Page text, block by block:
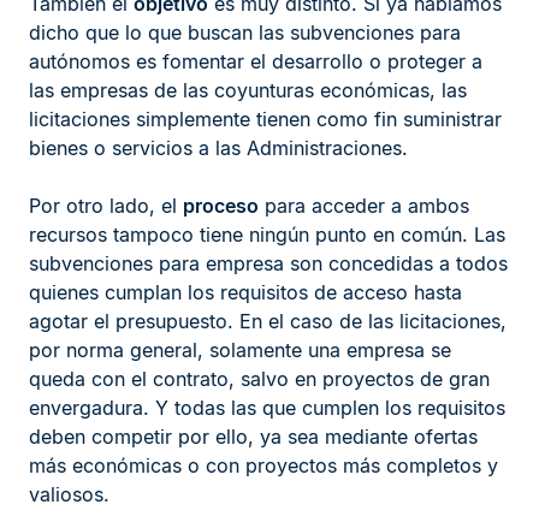
dicho que lo que buscan las subvenciones para
autónomos es fomentar el desarrollo o proteger a
las empresas de las coyunturas económicas, las
licitaciones simplemente tienen como fin suministrar
bienes o servicios a las Administraciones.
Por otro lado, el proceso para acceder a ambos
recursos tampoco tiene ningún punto en común. Las
subvenciones para empresa son concedidas a todos
quienes cumplan los requisitos de acceso hasta
agotar el presupuesto. En el caso de las licitaciones,
por norma general, solamente una empresa se
queda con el contrato, salvo en proyectos de gran
envergadura. Y todas las que cumplen los requisitos
deben competir por ello, ya sea mediante ofertas
más económicas o con proyectos más completos y
valiosos.